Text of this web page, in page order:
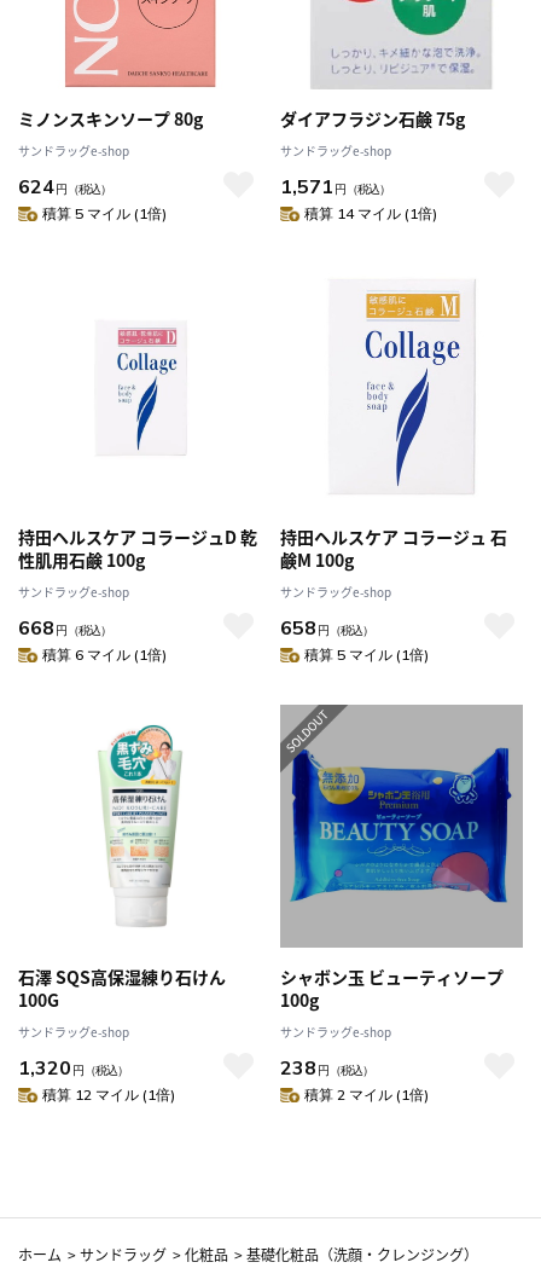
ミノンスキンソープ 80g
サンドラッグe-shop
624円 （税込）
積算 5 マイル (1倍)
ダイアフラジン石鹸 75g
サンドラッグe-shop
1,571 円 （税込）
積算 14 マイル (1倍)
持田ヘルスケア コラージュD 乾
性肌用石鹸 100g
サンドラッグe-shop
668 円 （税込）
積算 6 マイル (1倍)
持田ヘルスケア コラージュ 石
鹸M 100g
サンドラッグe-shop
658 円 （税込）
積算 5 マイル (1倍)
石澤 SQS高保湿練り石けん
100G
サンドラッグe-shop
1,320 円 （税込）
積算 12 マイル (1倍)
シャボン玉 ビューティソープ
100g
サンドラッグe-shop
238 円 （税込）
積算 2 マイル (1倍)
ホーム >サンドラッグ >化粧品 >基礎化粧品（洗顔・クレンジング）